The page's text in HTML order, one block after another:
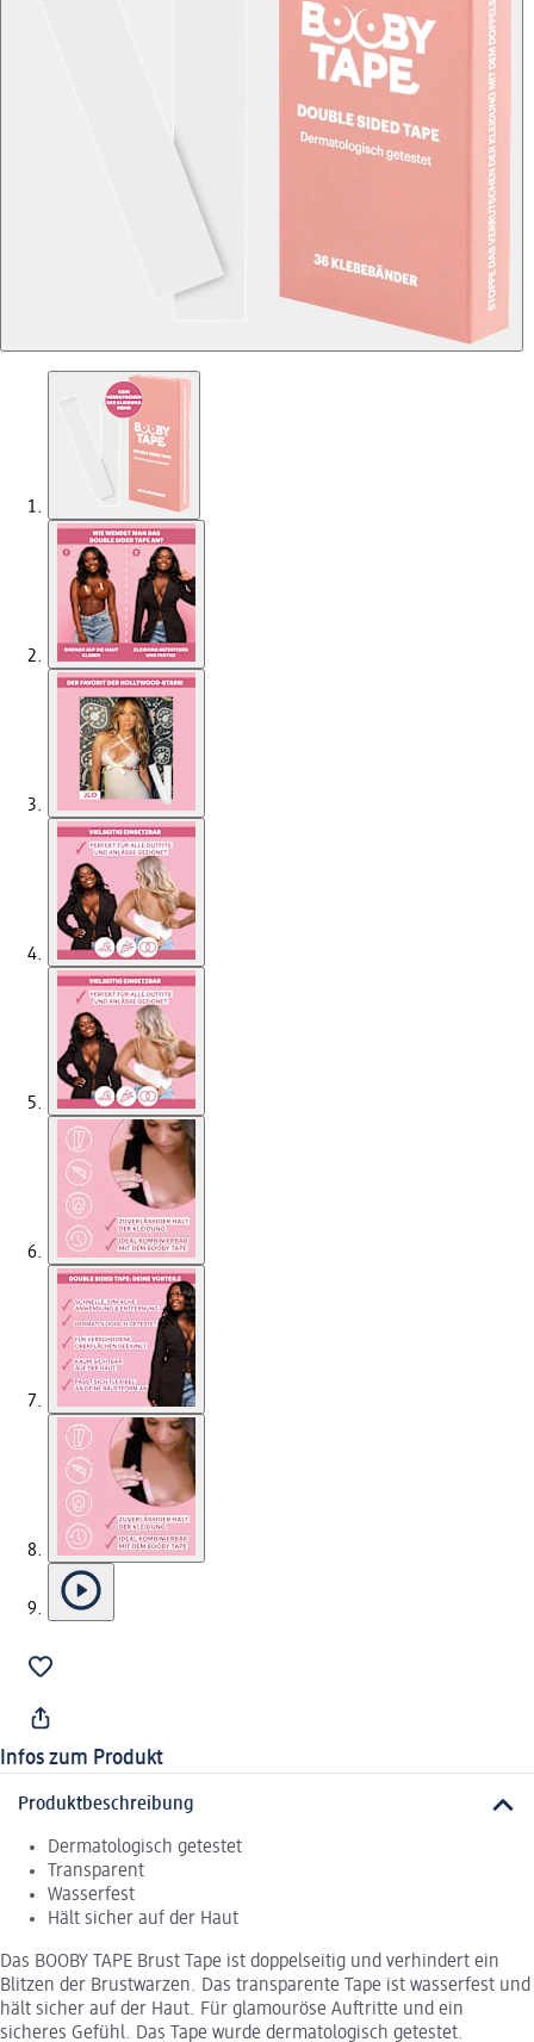
Infos zum Produkt
Produktbeschreibung
Dermatologisch getestet
Transparent
Wasserfest
Hält sicher auf der Haut
Das BOOBY TAPE Brust Tape ist doppelseitig und verhindert ein
Blitzen der Brustwarzen. Das transparente Tape ist wasserfest und
hält sicher auf der Haut. Für glamouröse Auftritte und ein
sicheres Gefühl. Das Tape wurde dermatologisch getestet.